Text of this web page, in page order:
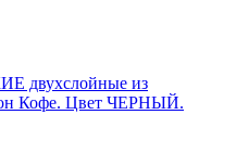
двухслойные из
Кофе. Цвет ЧЕРНЫЙ.